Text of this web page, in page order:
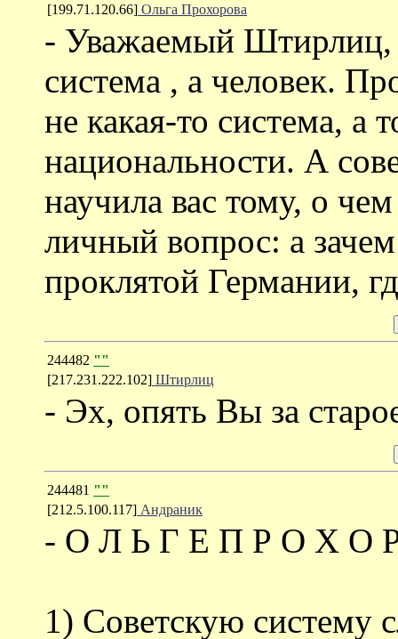
[199.71.120.66] Ольга Прохорова
- Уважаемый Штирлиц,
система , а человек.
не какая-то система, а
национальности. А
научила вас тому, о
личный вопрос: а
проклятой Германии,
244482 ""
[217.231.222.102] Штирлиц
- Эх, опять Вы за
244481 ""
[212.5.100.117] Андраник
- О Л Ь Г Е П Р О Х О
1) Советскую систему